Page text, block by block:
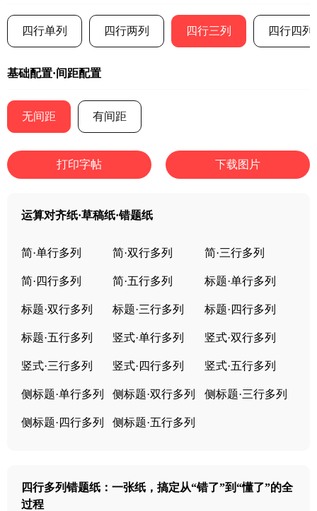
四行单列 四行两列 四行三列 四行四列
基础配置·间距配置
无间距 有间距
打印字帖 下载图片
运算对齐纸·草稿纸·错题纸
简·单行多列 简·双行多列 简·三行多列
简·四行多列 简·五行多列 标题·单行多列
标题·双行多列 标题·三行多列 标题·四行多列
标题·五行多列 竖式·单行多列 竖式·双行多列
竖式·三行多列 竖式·四行多列 竖式·五行多列
侧标题·单行多列 侧标题·双行多列 侧标题·三行多列
侧标题·四行多列 侧标题·五行多列
四行多列错题纸：一张纸，搞定从“错了”到“懂了”的全
过程